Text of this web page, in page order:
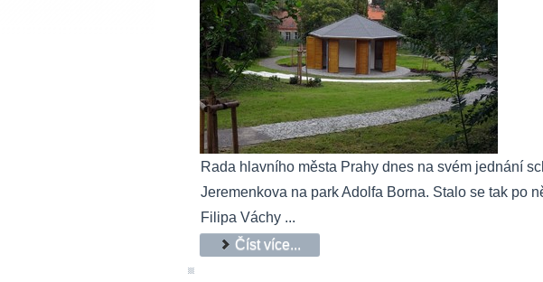
Rada hlavního města Prahy dnes na svém jednání
Jeremenkova na park Adolfa Borna. Stalo se tak po
Filipa Váchy ...
Číst více...